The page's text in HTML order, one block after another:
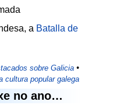
a Batalla de
sobre Galicia •
cultura popular galega
no ano…